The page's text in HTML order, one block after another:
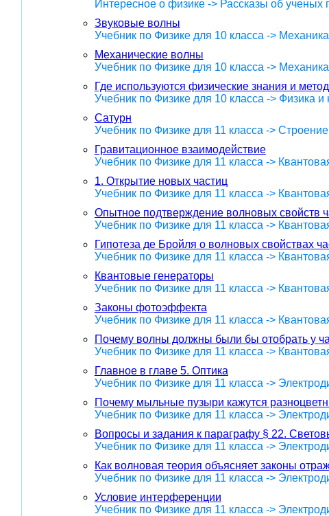
Интересное о физике -> Рассказы об ученых
Звуковые волны
Учебник по Физике для 10 класса -> Механика
Механические волны
Учебник по Физике для 10 класса -> Механика
Где используются физические знания и
Учебник по Физике для 10 класса -> Физика
Сатурн
Учебник по Физике для 11 класса ->
Гравитационное взаимодействие
Учебник по Физике для 11 класса ->
1. Открытие новых частиц
Учебник по Физике для 11 класса ->
Опытное подтверждение волновых свойств
Учебник по Физике для 11 класса ->
Гипотеза де Бройля о волновых свойствах
Учебник по Физике для 11 класса ->
Квантовые генераторы
Учебник по Физике для 11 класса ->
Законы фотоэффекта
Учебник по Физике для 11 класса ->
Почему волны должны были бы отобрать у
Учебник по Физике для 11 класса ->
Главное в главе 5. Оптика
Учебник по Физике для 11 класса ->
Почему мыльные пузыри кажутся
Учебник по Физике для 11 класса ->
Вопросы и задания к параграфу § 22.
Учебник по Физике для 11 класса ->
Как волновая теория объясняет законы
Учебник по Физике для 11 класса ->
Условие интерференции
Учебник по Физике для 11 класса ->